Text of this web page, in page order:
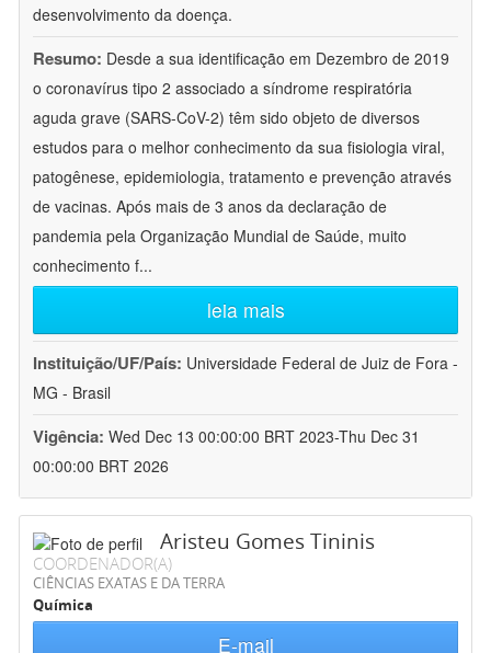
desenvolvimento da doença.
Resumo: Desde a sua identificação em Dezembro de 2019
o coronavírus tipo 2 associado a síndrome respiratória
aguda grave (SARS-CoV-2) têm sido objeto de diversos
estudos para o melhor conhecimento da sua fisiologia viral,
patogênese, epidemiologia, tratamento e prevenção através
de vacinas. Após mais de 3 anos da declaração de
pandemia pela Organização Mundial de Saúde, muito
conhecimento f...
leia mais
Instituição/UF/País: Universidade Federal de Juiz de Fora -
MG - Brasil
Vigência: Wed Dec 13 00:00:00 BRT 2023-Thu Dec 31
00:00:00 BRT 2026
Aristeu Gomes Tininis
COORDENADOR(A)
CIÊNCIAS EXATAS E DA TERRA
Química
E-mail